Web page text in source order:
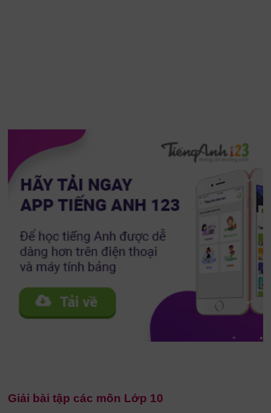
Giải bài tập các môn Lớp 10